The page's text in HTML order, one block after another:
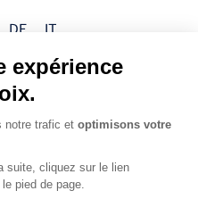
DE IT
légales
cookies